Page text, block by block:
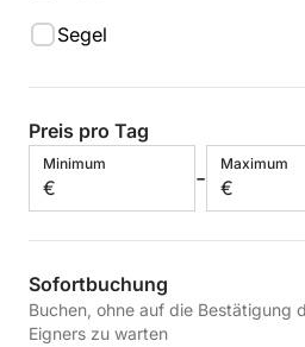
Segel
Preis pro Tag
Minimum
€ -
Maximum
€
Sofortbuchung
Buchen, ohne auf die Bestätigung
Eigners zu warten